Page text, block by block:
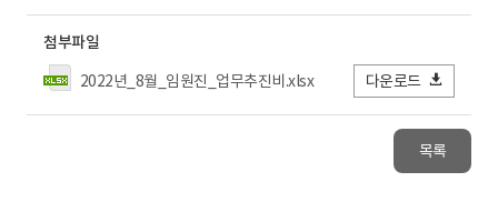
첨부파일
2022년_8월_임원진_업무추진비.xlsx
다운로드
목록